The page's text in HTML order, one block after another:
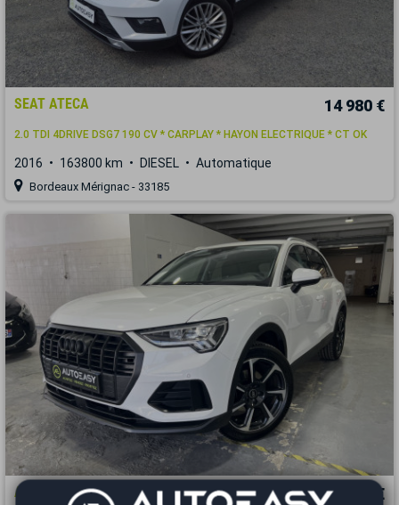
SEAT ATECA 14 980 €
2.0 TDI 4DRIVE DSG7 190 CV * CARPLAY * HAYON ELECTRIQUE * CT OK
2016 163800 km DIESEL Automatique
Bordeaux Mérignac - 33185
Audi Q3 20 990 €